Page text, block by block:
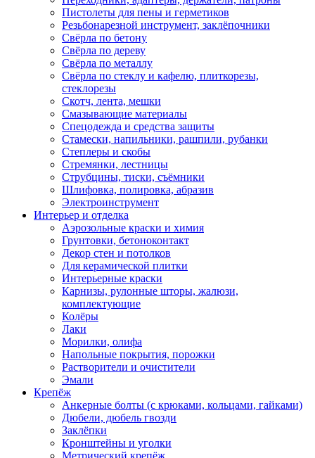
Пистолеты для пены и герметиков
Резьбонарезной инструмент, заклёпочники
Свёрла по бетону
Свёрла по дереву
Свёрла по металлу
Свёрла по стеклу и кафелю, плиткорезы,
стеклорезы
Скотч, лента, мешки
Смазывающие материалы
Спецодежда и средства защиты
Стамески, напильники, рашпили, рубанки
Степлеры и скобы
Стремянки, лестницы
Струбцины, тиски, съёмники
Шлифовка, полировка, абразив
Электроинструмент
Интерьер и отделка
Аэрозольные краски и химия
Грунтовки, бетоноконтакт
Декор стен и потолков
Для керамической плитки
Интерьерные краски
Карнизы, рулонные шторы, жалюзи,
комплектующие
Колёры
Лаки
Морилки, олифа
Напольные покрытия, порожки
Растворители и очистители
Эмали
Крепёж
Анкерные болты (с крюками, кольцами, гайками)
Дюбели, дюбель гвозди
Заклёпки
Кронштейны и уголки
Метрический крепёж